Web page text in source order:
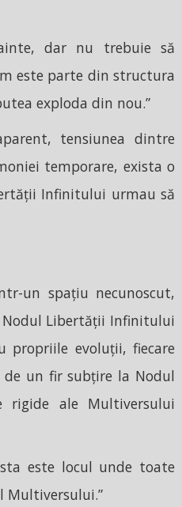
dar nu trebuie să
este parte din structura
exploda din nou.”
tensiunea dintre
temporare, exista o
Infinitului urmau să
un spațiu necunoscut,
Libertății Infinitului
propriile evoluții, fiecare
un fir subțire la Nodul
rigide ale Multiversului
este locul unde toate
Multiversului.”